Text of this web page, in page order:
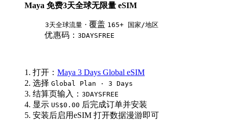
Maya 免费3天全球无限量 eSIM
3天全球流量 · 覆盖 165+ 国家/地区
优惠码： 3DAYSFREE
1. 打开： Maya 3 Days Global eSIM
2. 选择 Global Plan · 3 Days
3. 结算页输入： 3DAYSFREE
4. 显示 US$0.00 后完成订单并安装
5. 安装后启用eSIM 打开数据漫游即可